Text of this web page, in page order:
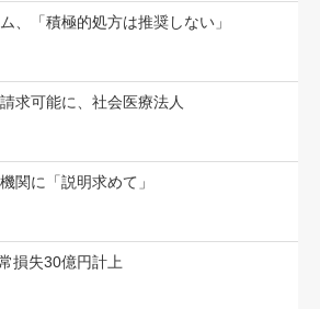
、「積極的処方は推奨しない」
求可能に、社会医療法人
関に「説明求めて」
損失30億円計上